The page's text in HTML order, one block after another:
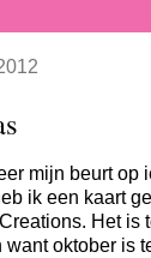
mijn beurt op
ik een kaart
Het is
want oktober is